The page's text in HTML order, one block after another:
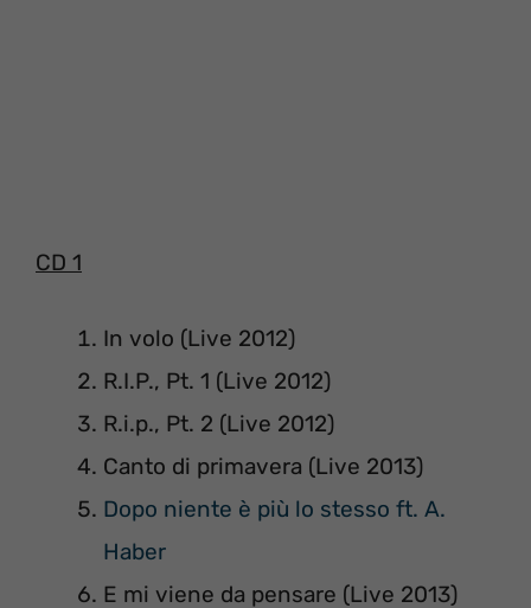
CD 1
In volo (Live 2012)
R.I.P., Pt. 1 (Live 2012)
R.i.p., Pt. 2 (Live 2012)
Canto di primavera (Live 2013)
Dopo niente è più lo stesso ft. A.
Haber
E mi viene da pensare (Live 2013)